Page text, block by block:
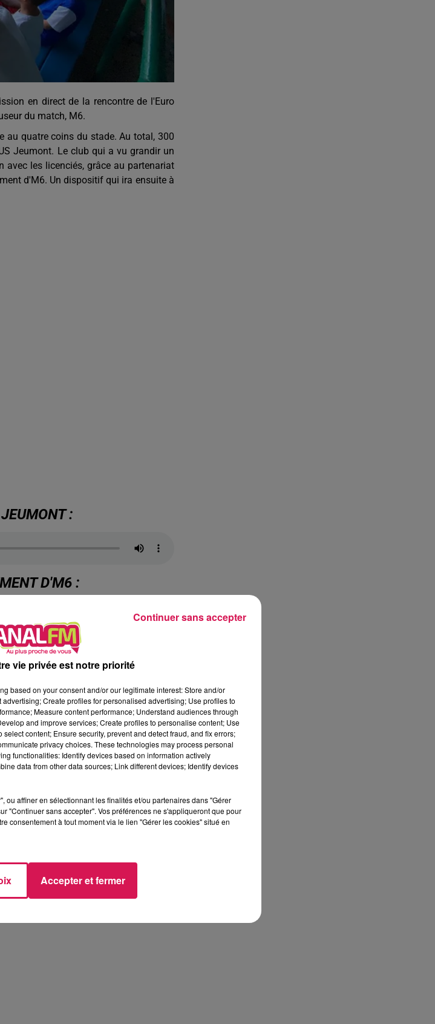
en direct de la rencontre de l'Euro
du match, M6.
au quatre coins du stade. Au total, 300
Jeumont. Le club qui a vu grandir un
avec les licenciés, grâce au partenariat
d'M6. Un dispositif qui ira ensuite à
:
D'M6 :
de chaque instant de la rencontre.
:
par M'Bappé et Benzema. Des
du coup de sifflet final. Couvre-feu
la voiture, en klaxonnant.
vie privée est notre priorité
based on your consent and/or our legitimate interest: Store and/or
Create profiles for personalised advertising; Use profiles to
Measure content performance; Understand audiences through
and improve services; Create profiles to personalise content; Use
content; Ensure security, prevent and detect fraud, and fix errors;
privacy choices. These technologies may process personal
functionalities: Identify devices based on information actively
data from other data sources; Link different devices; Identify devices
ou affiner en sélectionnant les finalités et/ou partenaires dans "Gérer
"Continuer sans accepter". Vos préférences ne s'appliqueront que pour
consentement à tout moment via le lien "Gérer les cookies" situé en
Accepter et fermer
Continuer sans accepter